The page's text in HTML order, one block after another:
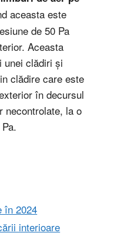
aceasta este
de 50 Pa
Aceasta
unei clădiri și
clădire care este
în decursul
necontrolate, la o
în 2024
interioare